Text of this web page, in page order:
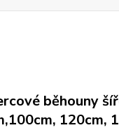
běhouny
120cm,